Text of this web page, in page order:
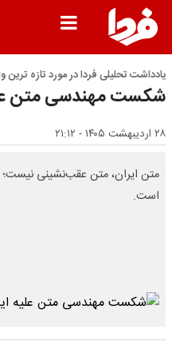
یادداشت تحلیلی فردا در مورد تازه
شکست مهندسی متن
۲۸ اردیبهشت ۱۴۰۵ - ۲۱:۱۲
متن ایران، متن عقب‌نشینی
است.